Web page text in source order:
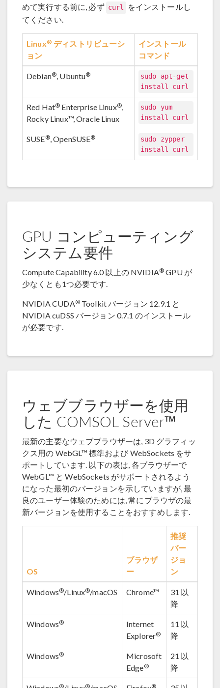
めて実行する前に, 必ず curl
をインストールし
てください.
Linux® ディストリビューシ
ョン
インストール
コマンド
Debian®, Ubuntu®
sudo apt-get
install curl
Red Hat® Enterprise Linux®,
Rocky Linux™, Oracle Linux
sudo yum
install curl
SUSE®, OpenSUSE®
sudo zypper
install curl
GPU コンピューティング
システム要件
Compute Capability 6.0 以上の NVIDIA® GPU が
少なくとも1つ必要です.
NVIDIA CUDA®Toolkit バージョン 12.9.1 と
NVIDIA cuDSS バージョン 0.7.1 のインストール
が必要です.
ウェブブラウザーを使用
した COMSOL Server™
最新の主要なウェブブラウザーは, 3D グラフィッ
クス用の WebGL™ 標準および WebSockets をサ
ポートしています. 以下の表は, 各ブラウザーで
WebGL™ と WebSockets がサポートされるよう
になった最初のバージョンを示していますが, 最
良のユーザー体験のためには, 常にブラウザの最
新バージョンを使用することをおすすめします.
OS
ブラウザ
ー
推奨
バー
ジョ
ン
Windows®/Linux®/macOS Chrome™
31 以
降
Windows®
Internet
Explorer®
11 以
降
Windows®
Microsoft
Edge®
21 以
降
® ® ®